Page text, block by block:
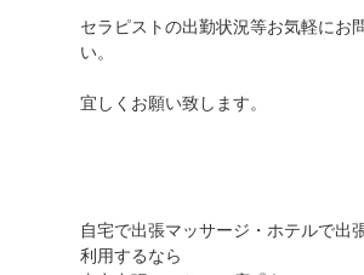
セラピストの出勤状況等お気軽にお
い。
宜しくお願い致します。
自宅で出張マッサージ・ホテルで出
利用するなら